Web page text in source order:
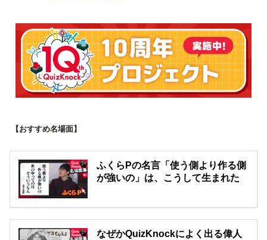
【おすすめ名場面】
ふくらPの名言「使う側より作る側
が強いの」は、こうして生まれた
なぜかQuizKnockによく出る偉人